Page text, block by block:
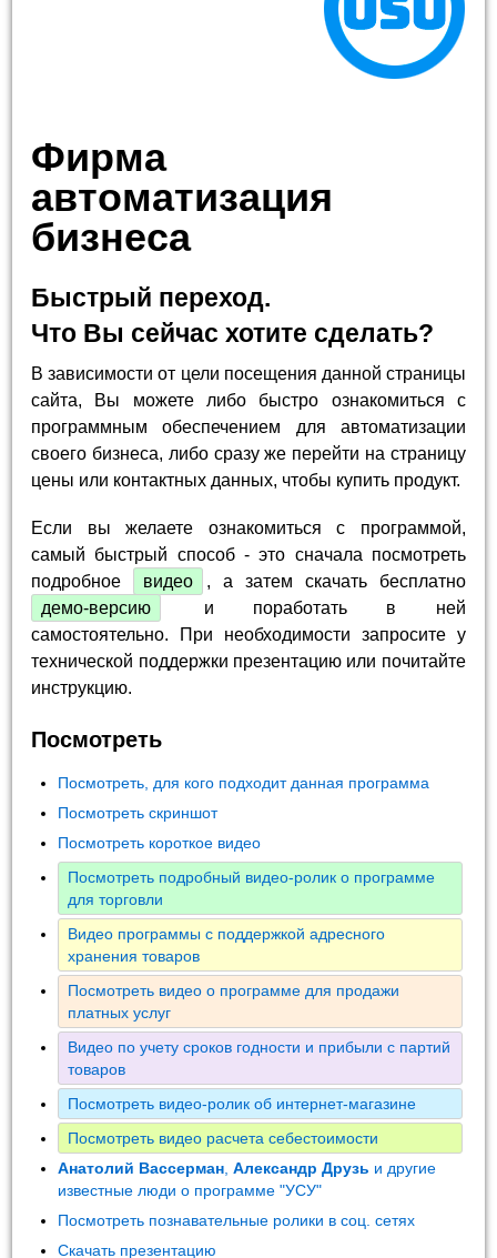
Фирма
автоматизация
бизнеса
Быстрый переход.
Что Вы сейчас хотите сделать?
В зависимости от цели посещения данной страницы
сайта, Вы можете либо быстро ознакомиться с
программным обеспечением для автоматизации
своего бизнеса, либо сразу же перейти на страницу
цены или контактных данных, чтобы купить продукт.
Если вы желаете ознакомиться с программой,
самый быстрый способ - это сначала посмотреть
подробное
видео
, а затем скачать бесплатно
демо-версию
и поработать в ней
самостоятельно. При необходимости запросите у
технической поддержки презентацию или почитайте
инструкцию.
Посмотреть
Посмотреть, для кого подходит данная программа
Посмотреть скриншот
Посмотреть короткое видео
Посмотреть подробный видео-ролик о программе
для торговли
Видео программы с поддержкой адресного
хранения товаров
Посмотреть видео о программе для продажи
платных услуг
Видео по учету сроков годности и прибыли с партий
товаров
Посмотреть видео-ролик об интернет-магазине
Посмотреть видео расчета себестоимости
Анатолий Вассерман ,Александр Друзь и другие
известные люди о программе "УСУ"
Посмотреть познавательные ролики в соц. сетях
Скачать презентацию